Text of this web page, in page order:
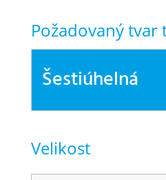
Požadovaný tvar
Šestiúhelná
Velikost